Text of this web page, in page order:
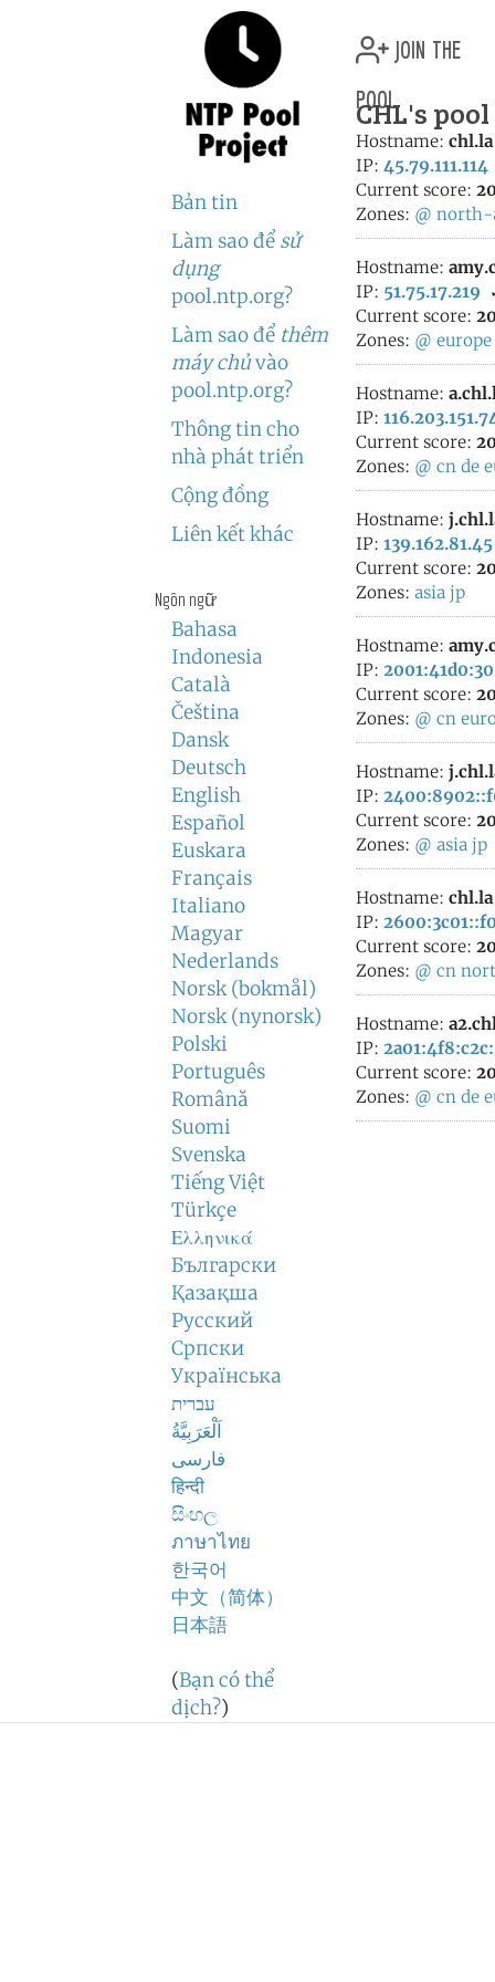
Bản tin
Làm sao để sử
dụng
pool.ntp.org?
Làm sao để thêm
máy chủvào
pool.ntp.org?
Thông tin cho
nhà phát triển
Cộng đồng
Liên kết khác
Ngôn ngữ
Bahasa
Indonesia
Català
Čeština
Dansk
Deutsch
English
Español
Euskara
Français
Italiano
Magyar
Nederlands
Norsk (bokmål)
Norsk (nynorsk)
Polski
Português
Română
Suomi
Svenska
Tiếng Việt
Türkçe
Ελληνικά
Български
Қазақша
Русский
Српски
Українська
עברית
اَلْعَرَبِيَّةُ
فارسی
हिन्दी
සිංහල
ภาษาไทย
한국어
中文（简体）
日本語
(Bạn có thể
dịch?)
join the
pool
CHL's
Hostname: chl.la
IP: 45.79.111.114
Current score:
Zones: @ north-
Hostname:
IP: 51.75.17.219
Current score:
Zones: @ europe
Hostname:
IP:
Current score:
Zones: @ cn de
Hostname:
IP: 139.162.81.45
Current score:
Zones: asia jp
Hostname:
IP:
Current score:
Zones: @ cn
Hostname:
IP:
Current score:
Zones: @ asia jp
Hostname: chl.la
IP:
Current score:
Zones: @ cn
Hostname:
IP:
Current score:
Zones: @ cn de